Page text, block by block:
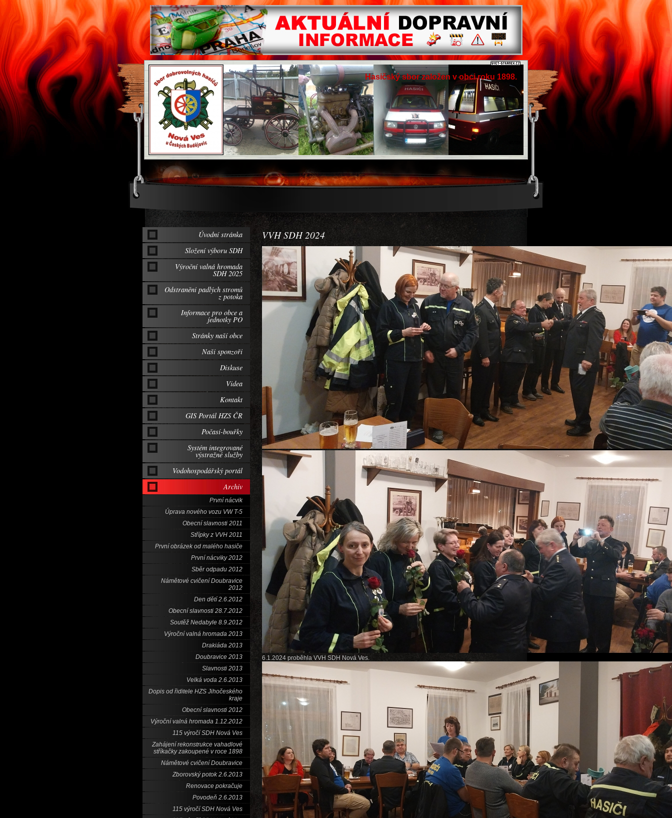
Hasičský sbor založen v obci roku 1898.
VVH SDH 2024
6.1.2024 proběhla VVH SDH Nová Ves.
Úvodní stránka
Složení výboru SDH
Výroční valná hromada
SDH 2025
Odstraněni padlých stromů
z potoka
Informace pro obce a
jednotky PO
Stránky naší obce
Naši sponzoři
Diskuse
Videa
Kontakt
GIS Portál HZS ČR
Počasí-bouřky
Systém integrované
výstražné služby
Vodohospodářský portál
Archiv
První nácvik
Úprava nového vozu VW T-5
Obecní slavnosti 2011
Střípky z VVH 2011
První obrázek od malého hasiče
První nácviky 2012
Sběr odpadu 2012
Námětové cvičení Doubravice
2012
Den dětí 2.6.2012
Obecní slavnosti 28.7.2012
Soutěž Nedabyle 8.9.2012
Výroční valná hromada 2013
Drakiáda 2013
Doubravice 2013
Slavnosti 2013
Velká voda 2.6.2013
Dopis od řiditele HZS Jihočeského
kraje
Obecní slavnosti 2012
Výroční valná hromada 1.12.2012
115 výročí SDH Nová Ves
Zahájení rekonstrukce vahadlové
stříkačky zakoupené v roce 1898
Námětové cvičení Doubravice
Zborovský potok 2.6.2013
Renovace pokračuje
Povodeň 2.6.2013
115 výročí SDH Nová Ves